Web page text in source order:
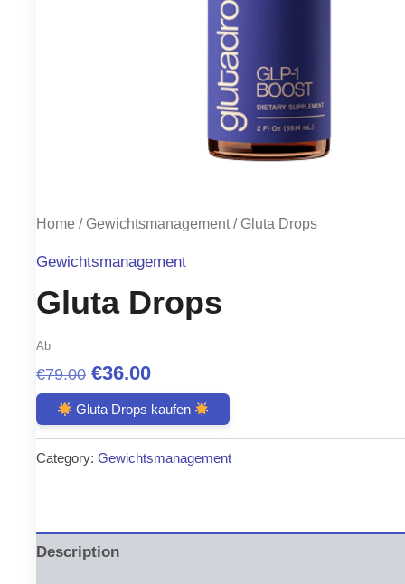
Home / Gewichtsmanagement/ Gluta Drops
Gewichtsmanagement
Gluta Drops
Ab
€79.00 Original
price
was:
€79.00.
€36.00Current
price
is:
€36.00.
Gluta Drops kaufen
Category: Gewichtsmanagement
Description